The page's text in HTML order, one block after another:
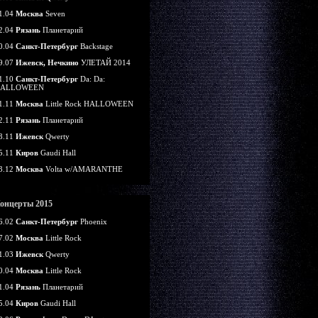
Москва Seven
Рязань Планетарий
Санкт-Петербург Backstage
Ижевск, Нечкино УЛЕТАЙ 2014
Санкт-Петербург Da: Da:
Москва Little Rock HALLOWEEN
Рязань Планетарий
Ижевск Qwerty
Киров Gaudi Hall
Москва Volta w/AMARANTHE
2015
Санкт-Петербург Phoenix
Москва Little Rock
Ижевск Qwerty
Москва Little Rock
Рязань Планетарий
Киров Gaudi Hall